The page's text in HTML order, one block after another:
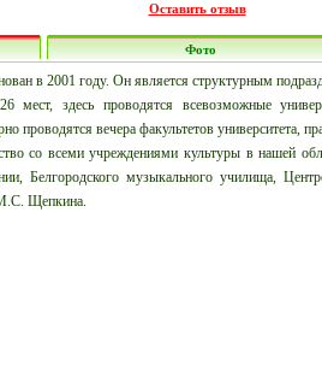
Оставить отзыв
Фото
в 2001 году. Он является структурным
здесь проводятся всевозможные
проводятся вечера факультетов университета,
со всеми учреждениями культуры в нашей
Белгородского музыкального училища,
Щепкина.